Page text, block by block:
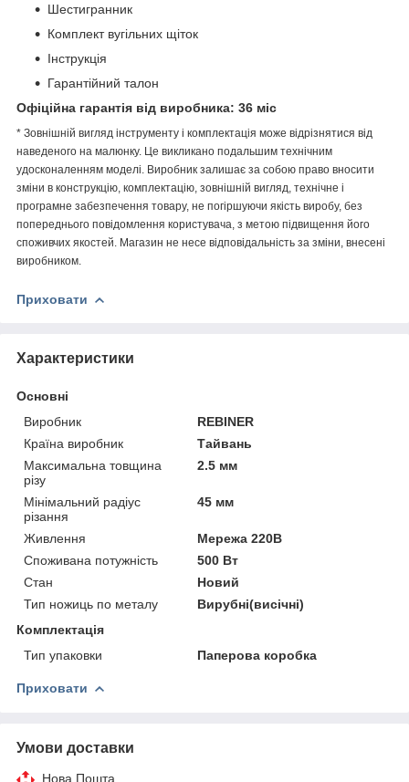
Шестигранник
Комплект вугільних щіток
Інструкція
Гарантійний талон
Офіційна гарантія від виробника: 36 міс
* Зовнішній вигляд інструменту і комплектація може відрізнятися від
наведеного на малюнку. Це викликано подальшим технічним
удосконаленням моделі. Виробник залишає за собою право вносити
зміни в конструкцію, комплектацію, зовнішній вигляд, технічне і
програмне забезпечення товару, не погіршуючи якість виробу, без
попереднього повідомлення користувача, з метою підвищення його
споживчих якостей. Магазин не несе відповідальність за зміни, внесені
виробником.
Приховати
Характеристики
Основні
Виробник
REBINER
Країна виробник
Тайвань
Максимальна товщина
різу
2.5 мм
Мінімальний радіус
різання
45 мм
Живлення
Мережа 220В
Споживана потужність
500 Вт
Стан
Новий
Тип ножиць по металу
Вирубні(висічні)
Комплектація
Тип упаковки
Паперова коробка
Приховати
Умови доставки
Нова Пошта